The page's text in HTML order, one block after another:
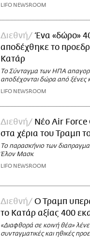
LIFO NEWSROOM
Διεθνή
Ένα «δώρο»
αποδέχθηκε το
Κατάρ
Το Σύνταγμα των ΗΠΑ
αποδέχονται δώρα από ξένες
LIFO NEWSROOM
Διεθνή
Νέο Air Force
στα χέρια του Τραμπ
Το παρασκήνιο των
Έλον Μασκ
LIFO NEWSROOM
Διεθνή
Ο Τραμπ
το Κατάρ αξίας 400
«Διαφθορά σε κοινή θέα» λένε
συνταγματικές και ηθικές